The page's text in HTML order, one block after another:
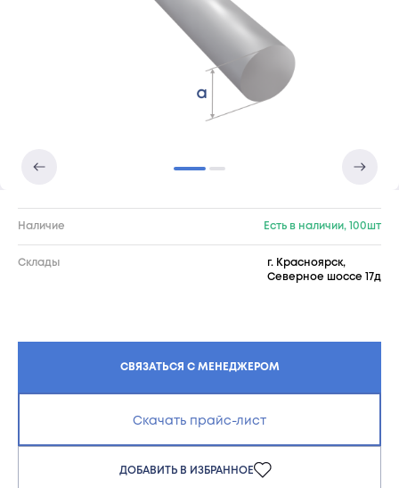
Наличие Есть в наличии, 100шт
Склады
г. Красноярск,
Северное шоссе 17д
СВЯЗАТЬСЯ С МЕНЕДЖЕРОМ
Скачать прайс-лист
ДОБАВИТЬ В ИЗБРАННОЕ